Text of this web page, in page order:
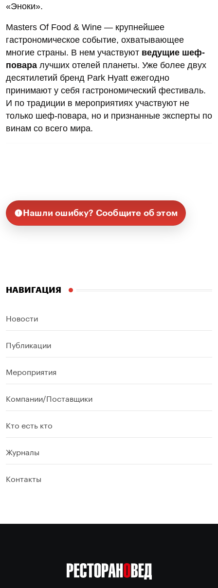
«Эноки».
Masters Of Food & Wine — крупнейшее
гастрономическое событие, охватывающее
многие страны. В нем участвуют ведущие шеф-
повара лучших отелей планеты. Уже более двух
десятилетий бренд Park Hyatt ежегодно
принимают у себя гастрономический фестиваль.
И по традиции в мероприятиях участвуют не
только шеф-повара, но и признанные эксперты по
винам со всего мира.
Нашли ошибку? Сообщите об этом
НАВИГАЦИЯ
Новости
Публикации
Мероприятия
Компании/Поставщики
Кто есть кто
Журналы
Контакты